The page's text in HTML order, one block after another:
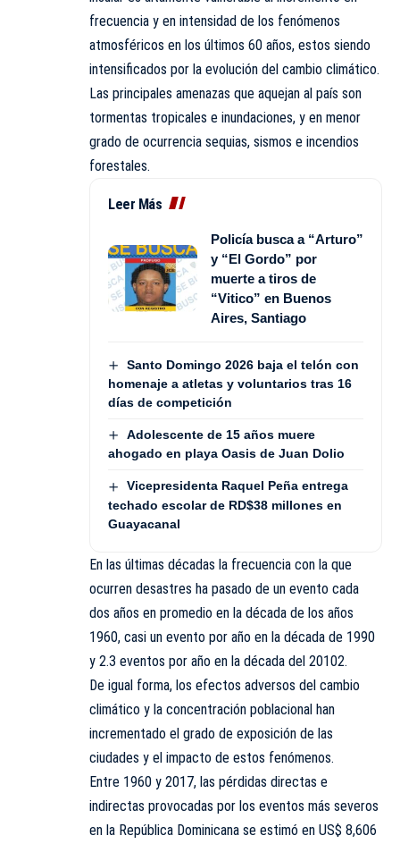
frecuencia y en intensidad de los fenómenos
atmosféricos en los últimos 60 años, estos siendo
intensificados por la evolución del cambio climático.
Las principales amenazas que aquejan al país son
tormentas tropicales e inundaciones, y en menor
grado de ocurrencia sequias, sismos e incendios
forestales.
Leer Más
Policía busca a “Arturo”
y “El Gordo” por
muerte a tiros de
“Vitico” en Buenos
Aires, Santiago
Santo Domingo 2026 baja el telón con
homenaje a atletas y voluntarios tras 16
días de competición
Adolescente de 15 años muere
ahogado en playa Oasis de Juan Dolio
Vicepresidenta Raquel Peña entrega
techado escolar de RD$38 millones en
Guayacanal
En las últimas décadas la frecuencia con la que
ocurren desastres ha pasado de un evento cada
dos años en promedio en la década de los años
1960, casi un evento por año en la década de 1990
y 2.3 eventos por año en la década del 20102.
De igual forma, los efectos adversos del cambio
climático y la concentración poblacional han
incrementado el grado de exposición de las
ciudades y el impacto de estos fenómenos.
Entre 1960 y 2017, las pérdidas directas e
indirectas provocadas por los eventos más severos
en la República Dominicana se estimó en US$ 8,606